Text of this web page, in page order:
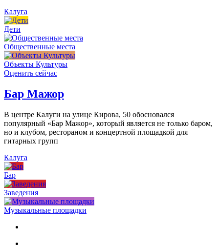
Калуга
Дети
Общественные места
Объекты Культуры
Оценить сейчас
Бар Мажор
В центре Калуги на улице Кирова, 50 обосновался
популярный «Бар Мажор», который является не только баром,
но и клубом, рестораном и концертной площадкой для
гитарных групп
Калуга
Бар
Заведения
Музыкальные площадки